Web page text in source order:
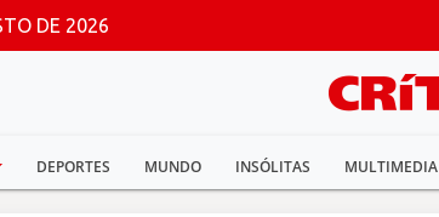
DE 2026
DEPORTES MUNDO INSÓLITAS MULTIMEDIA